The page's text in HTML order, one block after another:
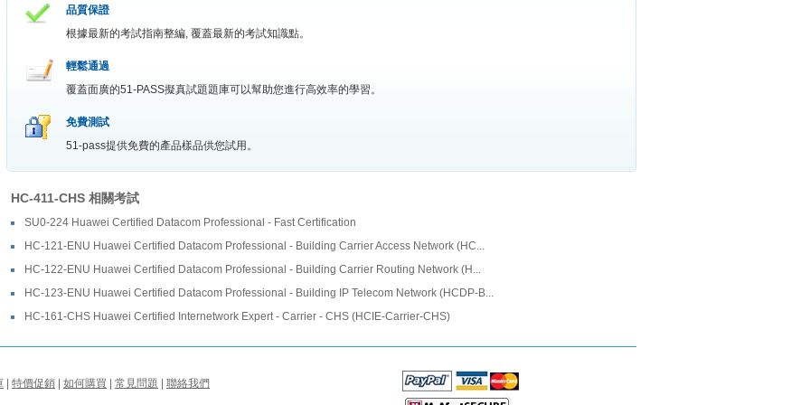
品質保證
根據最新的考試指南整編, 覆蓋最新的考試知識點。
輕鬆通過
覆蓋面廣的51-PASS擬真試題題庫可以幫助您進行高效率的學習。
免費測試
51-pass提供免費的產品樣品供您試用。
HC-411-CHS 相關考試
SU0-224 Huawei Certified Datacom Professional - Fast Certification
HC-121-ENU Huawei Certified Datacom Professional - Building Carrier Access Network (HC...
HC-122-ENU Huawei Certified Datacom Professional - Building Carrier Routing Network (H...
HC-123-ENU Huawei Certified Datacom Professional - Building IP Telecom Network (HCDP-B...
HC-161-CHS Huawei Certified Internetwork Expert - Carrier - CHS (HCIE-Carrier-CHS)
| 特價促銷 | 如何購買 | 常見問題 | 聯絡我們